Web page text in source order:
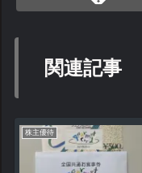
関連記事
株主優待